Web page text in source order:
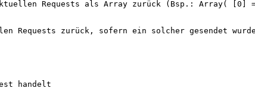
Requests als Array zurück (Bsp.: Array(
Requests zurück, sofern ein solcher gesendet
handelt